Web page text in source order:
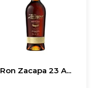
Ron Zacapa 23 A...